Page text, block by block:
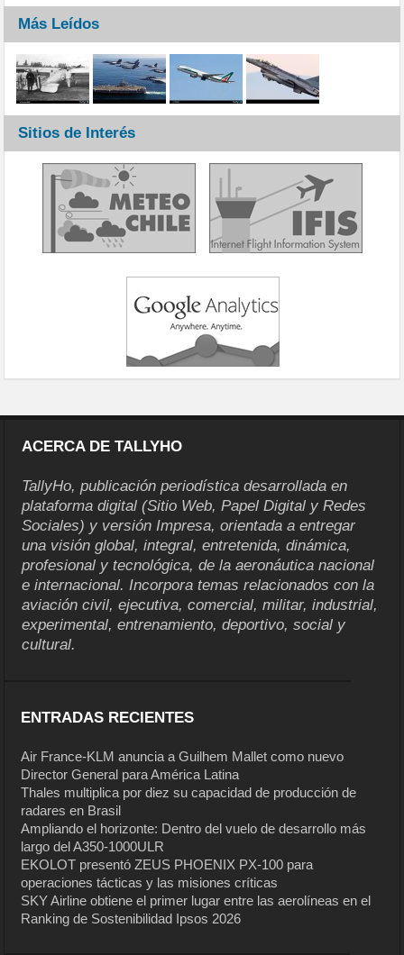
Más Leídos
Sitios de Interés
ACERCA DE TALLYHO
TallyHo, publicación periodística desarrollada en
plataforma digital (Sitio Web, Papel Digital y Redes
Sociales) y versión Impresa, orientada a entregar
una visión global, integral, entretenida, dinámica,
profesional y tecnológica, de la aeronáutica nacional
e internacional. Incorpora temas relacionados con la
aviación civil, ejecutiva, comercial, militar, industrial,
experimental, entrenamiento, deportivo, social y
cultural.
ENTRADAS RECIENTES
Air France-KLM anuncia a Guilhem Mallet como nuevo
Director General para América Latina
Thales multiplica por diez su capacidad de producción de
radares en Brasil
Ampliando el horizonte: Dentro del vuelo de desarrollo más
largo del A350-1000ULR
EKOLOT presentó ZEUS PHOENIX PX-100 para
operaciones tácticas y las misiones críticas
SKY Airline obtiene el primer lugar entre las aerolíneas en el
Ranking de Sostenibilidad Ipsos 2026